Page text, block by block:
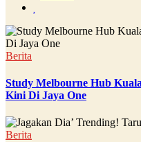
Berita
Study Melbourne Hub
Kini Di Jaya One
Berita